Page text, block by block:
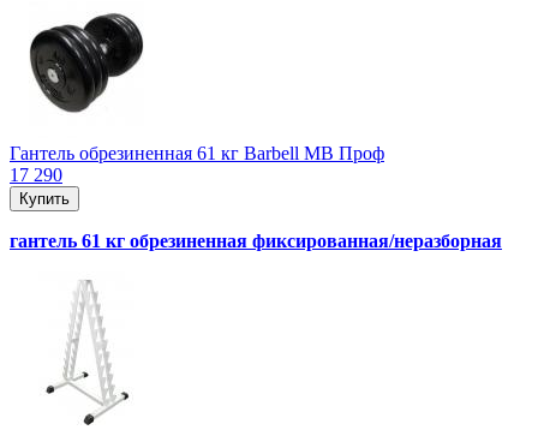
Гантель обрезиненная 61 кг Barbell MB Проф
17 290
Купить
гантель 61 кг обрезиненная фиксированная/неразборная